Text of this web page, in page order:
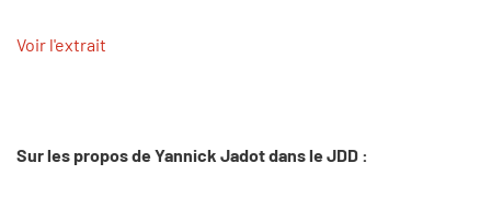
Voir l'extrait
Sur les propos de Yannick Jadot dans le JDD :